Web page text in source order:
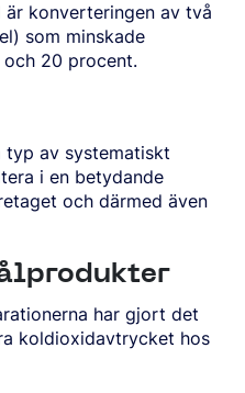
konverteringen av två
som minskade
20 procent.
typ av systematiskt
i en betydande
och därmed även
har gjort det
koldioxidavtrycket hos